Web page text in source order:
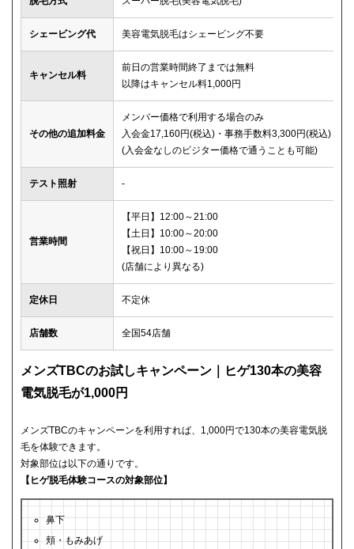
シェービング代 美容電気脱毛はシェービング不要
キャンセル料
前日の営業時間終了までは無料
以降はキャンセル料1,000円
その他の追加料金
メンバー価格で利用する場合のみ
入会金17,160円(税込)・事務手数料3,300円(税込)
(入会金なしのビジター価格で通うことも可能)
テスト照射 -
営業時間
【平日】12:00～21:00
【土日】10:00～20:00
【祝日】10:00～19:00
(店舗により異なる)
定休日 不定休
店舗数 全国54店舗
メンズTBCのお試しキャンペーン｜ヒゲ130本の美容
電気脱毛が1,000円
メンズTBCのキャンペーンを利用すれば、1,000円で130本の美容電気脱
毛を体験できます。
対象部位は以下の通りです。
【ヒゲ脱毛体験コースの対象部位】
鼻下
頬・もみあげ